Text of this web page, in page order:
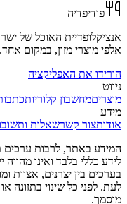
פודיפדיה
אנציקלופדיית האוכל של
אלפי מוצרי מזון, במקום אחד.
הורידו את האפליקציה
ניווט
מוצריםמחשבון קלוריות
מידע
אודותצור קשרשאלות
המידע באתר, לרבות ערכים
לידע כללי בלבד ואינו מהווה
בערכים בין יצרנים, אצוות
לעת. לפני כל שינוי בתזונה
מוסמך.